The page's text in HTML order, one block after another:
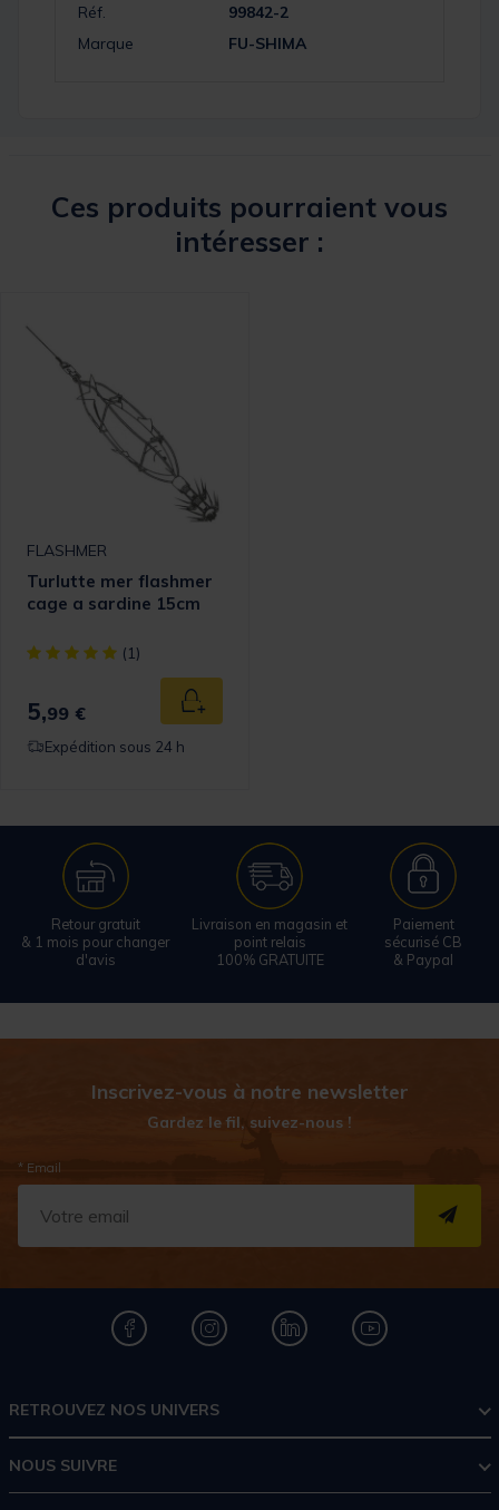
Réf.
99842-2
Marque
FU-SHIMA
Ces produits pourraient vous
intéresser :
FLASHMER
Turlutte mer flashmer
cage a sardine 15cm
[object Object] out of 5 Customer Rating
(1)
5,99 € Ajouter au panier
Expédition sous 24 h
Retour gratuit
& 1 mois pour changer
d'avis
Livraison en magasin et
point relais
100% GRATUITE
Paiement
sécurisé CB
& Paypal
Inscrivez-vous à notre newsletter
Gardez le fil, suivez-nous !
* Email
RETROUVEZ NOS UNIVERS
NOUS SUIVRE